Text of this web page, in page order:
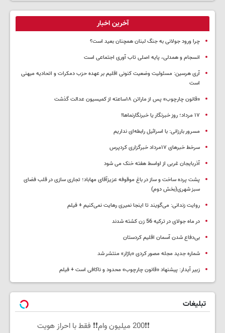
آخرین اخبار
چرا ورود جولانی به جنگ لبنان همچنان بعید است؟
انسجام و همدلی، پایه اصلی تاب آوری اجتماعی است
آری هرسین: مسئولیت وضعیت کنونی اقلیم بر عهده حزب دمکرات و اتحادیه میهنی
است
«قانون چارچوب» پس از ماراتن ۱۸ساعته از کمیسیون عدالت گذشت
١٧ مرداد؛ روز خبرنگار یا خبرنگارنماها!
مسرور بارزانی: با اسرائیل رابطه‌ای نداریم
سرخط خبرهای ۱۷مرداد خبرگزاری کردپرس
آذربایجان غربی از اواسط هفته خنک می شود
پشت پرده ساخت و ساز در باغ موقوفه عزیزآقای مهاباد؛ تجاری سازی در قلب فضای
سبز شهری(بخش دوم)
روایت زندانی: می‌گویند تا اینجا نمیری رهایت نمی‌کنیم + فیلم
در ماه جولای در ترکیه 56 زن کشته شدند
بی‌دفاع شدن آسمان اقلیم کردستان
شماره جدید مجله مصور کردی «باژار» منتشر شد
زبیر آیدار: پیشنهاد «قانون چارچوب» محدود و ناکافی است + فیلم
تبلیغات
❗❗200 میلیون وام❗❗ فقط با احراز هویت